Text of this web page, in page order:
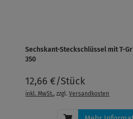
Sechskant-Steckschlüssel mit T-
350
12,66 €/Stück
inkl. MwSt., zzgl.Versandkosten